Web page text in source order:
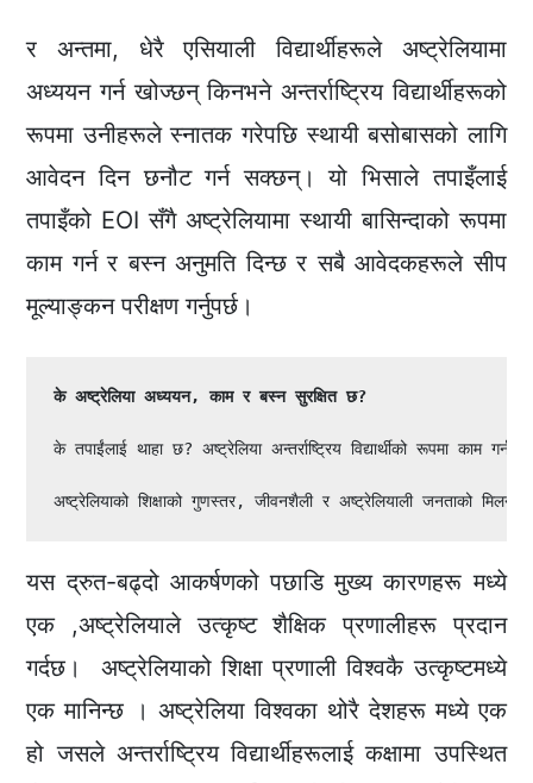
र अन्तमा, धेरै एसियाली विद्यार्थीहरूले अष्ट्रेलियामा
अध्ययन गर्न खोज्छन् किनभने अन्तर्राष्ट्रिय विद्यार्थीहरूको
रूपमा उनीहरूले स्नातक गरेपछि स्थायी बसोबासको लागि
आवेदन दिन छनौट गर्न सक्छन्। यो भिसाले तपाइँलाई
तपाइँको EOI सँगै अष्ट्रेलियामा स्थायी बासिन्दाको रूपमा
काम गर्न र बस्न अनुमति दिन्छ र सबै आवेदकहरूले सीप
मूल्याङ्कन परीक्षण गर्नुपर्छ।
के अष्ट्रेलिया अध्ययन, काम र बस्न सुरक्षित छ?
के तपाईंलाई थाहा छ? अष्ट्रेलिया अन्तर्राष्ट्रिय विद्यार्थीको रूपमा काम
अष्ट्रेलियाको शिक्षाको गुणस्तर, जीवनशैली र अष्ट्रेलियाली जनताको
यस द्रुत-बढ्दो आकर्षणको पछाडि मुख्य कारणहरू मध्ये
एक ,अष्ट्रेलियाले उत्कृष्ट शैक्षिक प्रणालीहरू प्रदान
गर्दछ। अष्ट्रेलियाको शिक्षा प्रणाली विश्वकै उत्कृष्टमध्ये
एक मानिन्छ । अष्ट्रेलिया विश्वका थोरै देशहरू मध्ये एक
हो जसले अन्तर्राष्ट्रिय विद्यार्थीहरूलाई कक्षामा उपस्थित